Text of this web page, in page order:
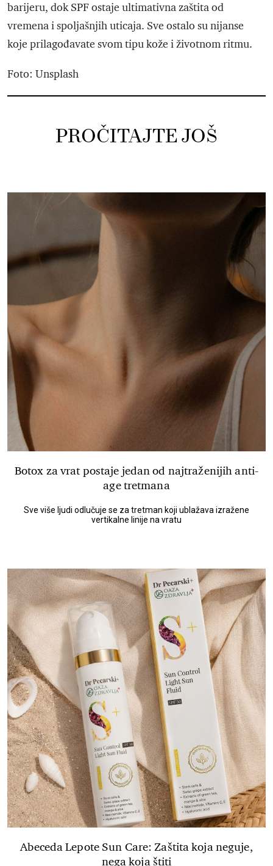
barijeru, dok SPF ostaje ultimativna zaštita od
vremena i spoljašnjih uticaja. Sve ostalo su nijanse
koje prilagođavate svom tipu kože i životnom ritmu.
Foto: Unsplash
PROČITAJTE JOŠ
Botox za vrat postaje jedan od najtraženijih anti-
age tretmana
Sve više ljudi odlučuje se za tretman koji ublažava izražene
vertikalne linije na vratu
Abeceda Lepote Sun Care: Zaštita koja neguje,
nega koja štiti